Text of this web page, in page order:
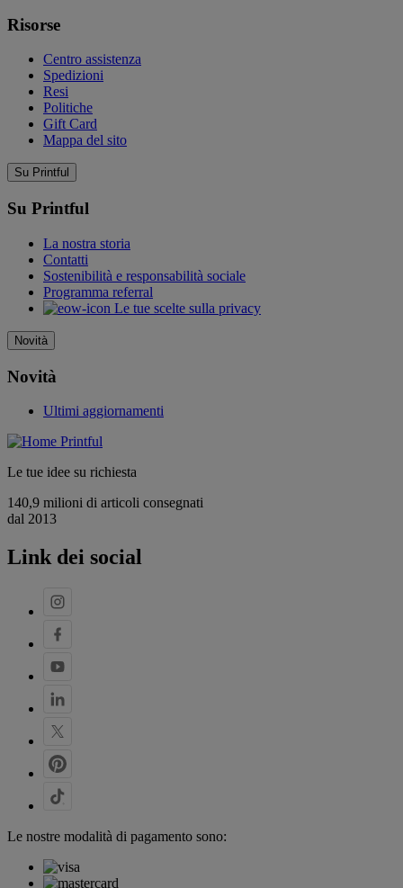
Risorse
Centro assistenza
Spedizioni
Resi
Politiche
Gift Card
Mappa del sito
Su Printful
Su Printful
La nostra storia
Contatti
Sostenibilità e responsabilità sociale
Programma referral
Le tue scelte sulla privacy
Novità
Novità
Ultimi aggiornamenti
Le tue idee su richiesta
140,9 milioni di articoli consegnati
dal 2013
Link dei social
Le nostre modalità di pagamento sono: